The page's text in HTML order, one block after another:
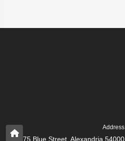
Address
75 Blue Street, Alexandria 54000